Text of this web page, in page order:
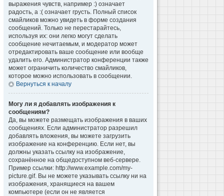
выражения чувств, например :) означает
радость, а :( означает грусть. Полный список
смайликов можно увидеть в форме создания
сообщений. Только не перестарайтесь,
используя их: они легко могут сделать
сообщение нечитаемым, и модератор может
отредактировать ваше сообщение или вообще
удалить его. Администратор конференции также
может ограничить количество смайликов,
которое можно использовать в сообщении.
Вернуться к началу
Могу ли я добавлять изображения к
сообщениям?
Да, вы можете размещать изображения в ваших
сообщениях. Если администратор разрешил
добавлять вложения, вы можете загрузить
изображение на конференцию. Если нет, вы
должны указать ссылку на изображение,
сохранённое на общедоступном веб-сервере.
Пример ссылки: http://www.example.com/my-
picture.gif. Вы не можете указывать ссылку ни на
изображения, хранящиеся на вашем
компьютере (если он не является